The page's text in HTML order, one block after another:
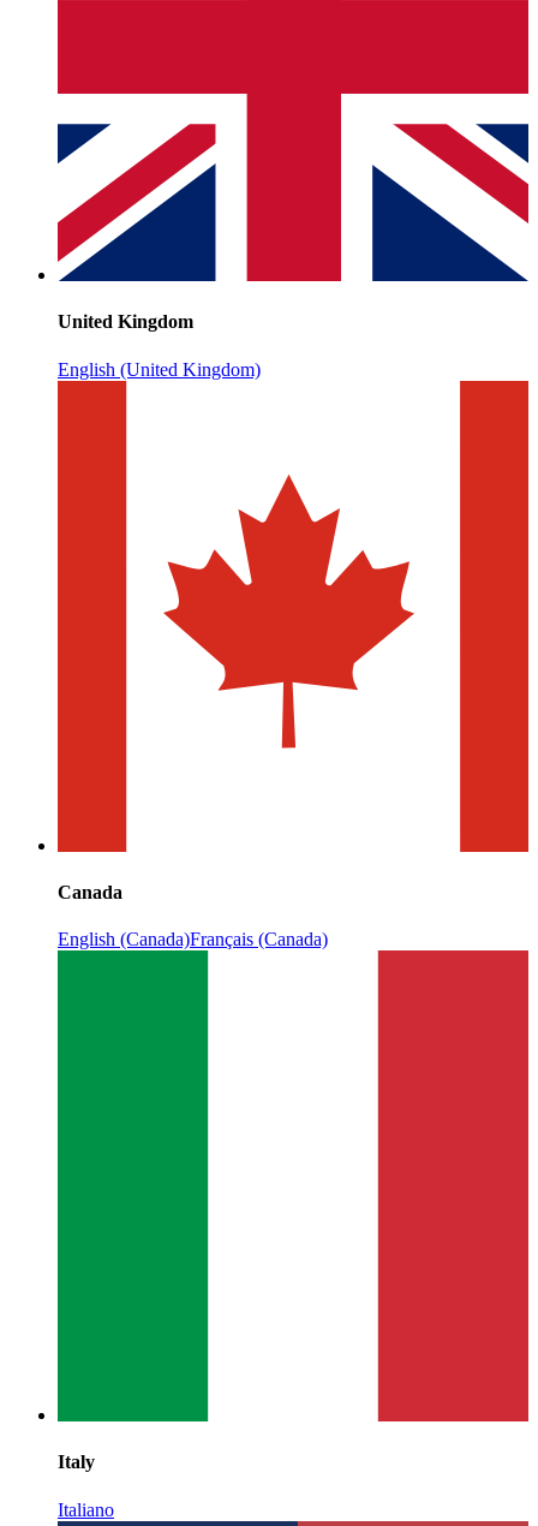
United Kingdom
English (United Kingdom)
Canada
English (Canada)Français (Canada)
Italy
Italiano